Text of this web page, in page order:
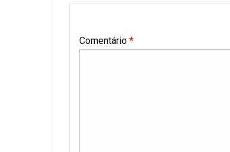
Comentário *